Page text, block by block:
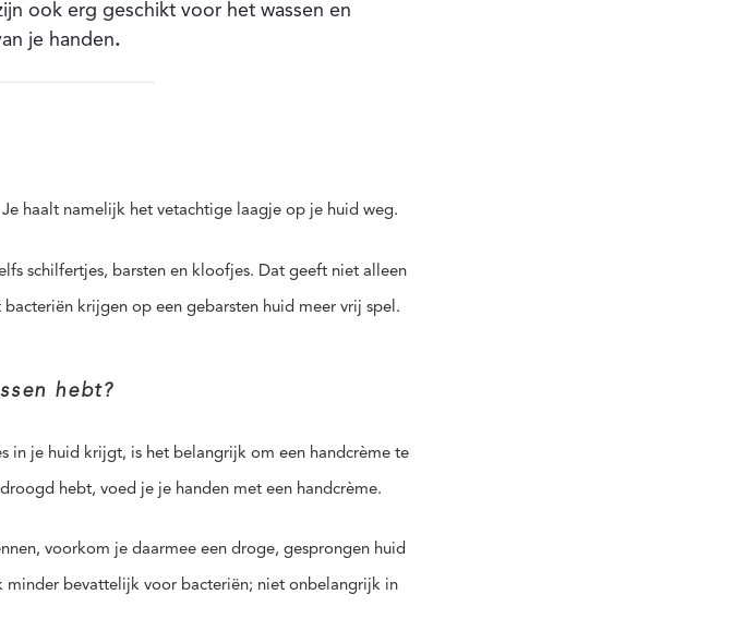
ook erg geschikt voor het wassen en
je handen.
haalt namelijk het vetachtige laagje op je huid weg.
schilfertjes, barsten en kloofjes. Dat geeft niet alleen
krijgen op een gebarsten huid meer vrij spel.
hebt?
je huid krijgt, is het belangrijk om een handcrème te
hebt, voed je je handen met een handcrème.
voorkom je daarmee een droge, gesprongen huid
minder bevattelijk voor bacteriën; niet onbelangrijk in